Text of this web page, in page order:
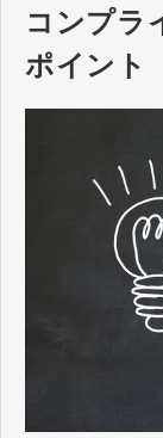
コンプラ
ポイント